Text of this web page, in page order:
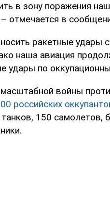
в зону поражения
отмечается в
ракетные удары
наша авиация
удары по
войны
российских
150 самолетов,